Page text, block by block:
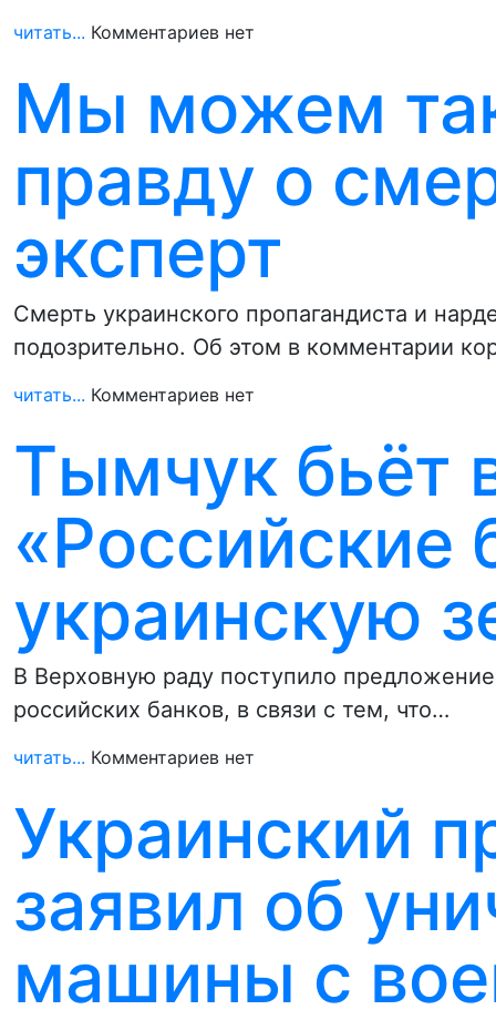
читать... Комментариев нет
Мы можем
правду о
эксперт
Смерть украинского пропагандиста и
подозрительно. Об этом в комментарии
читать... Комментариев нет
Тымчук бьёт
украинскую
В Верховную раду поступило
российских банков, в связи с тем, что…
читать... Комментариев нет
Украинский
заявил об
машины с